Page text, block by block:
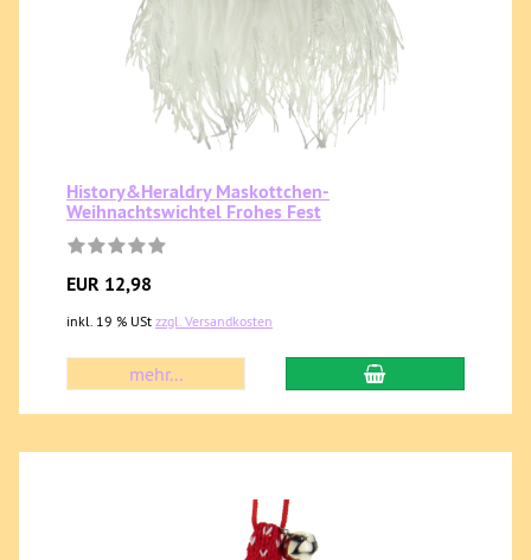
History&Heraldry Maskottchen-
Weihnachtswichtel Frohes Fest
EUR 12,98
inkl. 19 % USt zzgl. Versandkosten
mehr...